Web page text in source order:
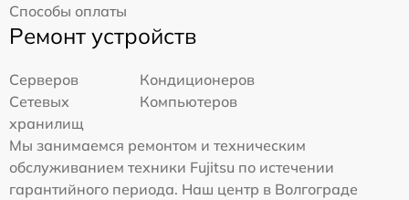
Способы оплаты
Ремонт устройств
Серверов
Кондиционеров
Сетевых
хранилищ
Компьютеров
Мы занимаемся ремонтом и техническим
обслуживанием техники Fujitsu по истечении
гарантийного периода. Наш центр в Волгограде